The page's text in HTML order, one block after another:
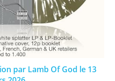
par Lamb Of God le 13